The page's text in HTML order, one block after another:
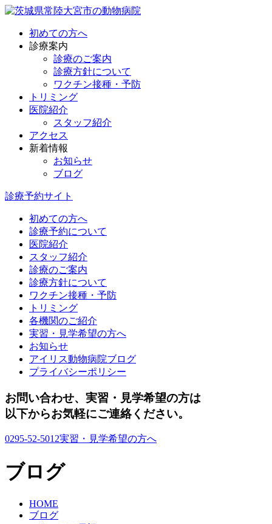
初めての方へ
診療案内
診療のご案内
診療方針について
ワクチン接種・予防
トリミング
医院紹介
スタッフ紹介
アクセス
新着情報
お知らせ
ブログ
診療予約サイト
初めての方へ
診療予約について
医院紹介
スタッフ紹介
診療のご案内
診療方針について
ワクチン接種・予防
トリミング
各機関のご紹介
実習・見学希望の方へ
お知らせ
アイリス動物病院ブログ
プライバシーポリシー
お問い合わせ、実習・見学希望の方は
以下からお気軽にご連絡ください。
0295-52-5012実習・見学希望の方へ
ブログ
HOME
ブログ